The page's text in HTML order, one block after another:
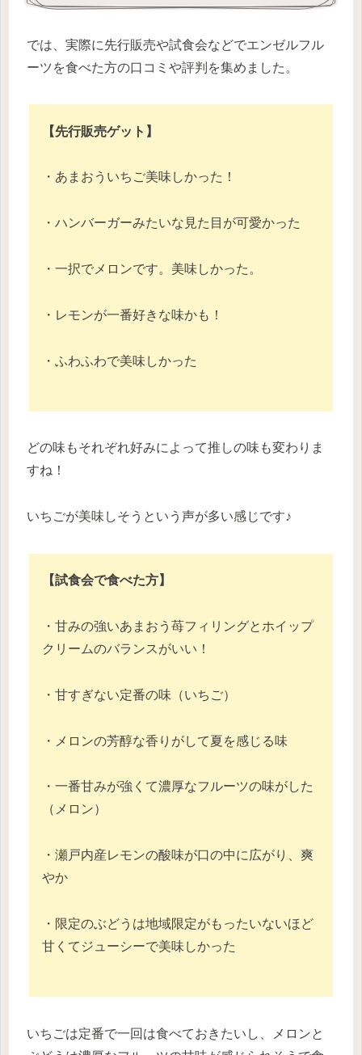
では、実際に先行販売や試食会などでエンゼルフル
ーツを食べた方の口コミや評判を集めました。
【先行販売ゲット】
・あまおういちご美味しかった！
・ハンバーガーみたいな見た目が可愛かった
・一択でメロンです。美味しかった。
・レモンが一番好きな味かも！
・ふわふわで美味しかった
どの味もそれぞれ好みによって推しの味も変わりま
すね！
いちごが美味しそうという声が多い感じです♪
【試食会で食べた方】
・甘みの強いあまおう苺フィリングとホイップ
クリームのバランスがいい！
・甘すぎない定番の味（いちご）
・メロンの芳醇な香りがして夏を感じる味
・一番甘みが強くて濃厚なフルーツの味がした
（メロン）
・瀬戸内産レモンの酸味が口の中に広がり、爽
やか
・限定のぶどうは地域限定がもったいないほど
甘くてジューシーで美味しかった
いちごは定番で一回は食べておきたいし、メロンと